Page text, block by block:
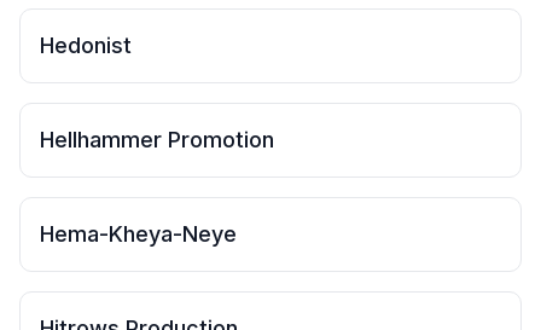
Hedonist
Hellhammer Promotion
Hema-Kheya-Neye